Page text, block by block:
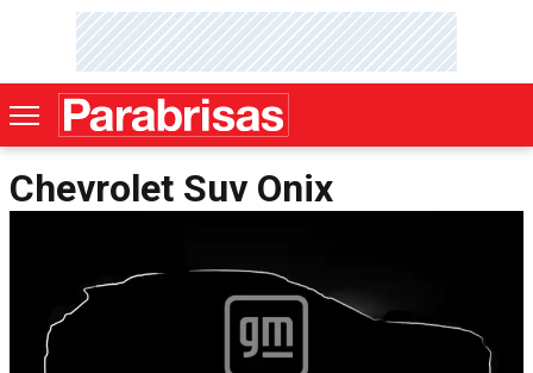
Chevrolet Suv Onix